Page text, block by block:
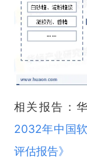
相关报告：
2032年中国
评估报告》